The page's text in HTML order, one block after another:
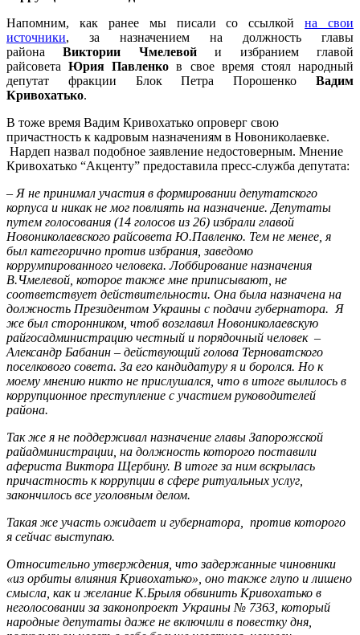
Напомним, как ранее мы писали со ссылкойна свои
источники, за назначением на должность главы
районаВиктории Чмелевойи избранием главой
райсоветаЮрия Павленко в свое время стоял народный
депутат фракции Блок Петра Порошенко Вадим
Кривохатько.
В тоже время Вадим Кривохатько опроверг свою
причастность к кадровым назначениям в Новониколаевке.
Нардеп назвал подобное заявление недостоверным. Мнение
Кривохатько “Акценту” предоставила пресс-служба депутата:
– Я не принимал участия в формировании депутатского
корпуса и никак не мог повлиять на назначение. Депутаты
путем голосования (14 голосов из 26) избрали главой
Новониколаевского райсовета Ю.Павленко. Тем не менее, я
был категорично против избрания, заведомо
коррумпированного человека. Лоббирование назначения
В.Чмелевой, которое также мне приписывают, не
соответствует действительности. Она была назначена на
должность Президентом Украины с подачи губернатора. Я
же был сторонником, чтоб возглавил Новониколаевскую
райгосадминистрацию честный и порядочный человек –
Александр Бабанин – действующий голова Терноватского
поселкового совета. За его кандидатуру я и боролся. Но к
моему мнению никто не прислушался, что в итоге вылилось в
коррупционное преступление с участием руководителей
района.
Так же я не поддерживал назначение главы Запорожской
райадминистрации, на должность которого поставили
афериста Виктора Щербину. В итоге за ним вскрылась
причастность к коррупции в сфере ритуальных услуг,
закончилось все уголовным делом.
Такая же участь ожидает и губернатора, против которого
я сейчас выступаю.
Относительно утверждения, что задержанные чиновники
«из орбиты влияния Кривохатько», оно также глупо и лишено
смысла, как и желание К.Брыля обвинить Кривохатько в
неголосовании за законопроект Украины № 7363, который
народные депутаты даже не включили в повестку дня,